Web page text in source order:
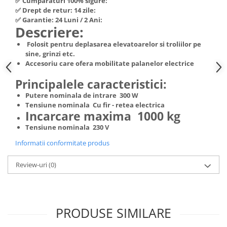
Nivela de masurat
Pistoale de impact electrice si
pneumatice
Pistoale de vopsit
Prelungitoare
Polizoare electrice de banc si
unghiulare
Rindele si freze pentru lemn
Redresoare auto - roboti de
pornire
Suflante cu aer cald
Scari metalice
Scule pentru electricieni
Hote Telescopice
Hote Traditionale
Hote Incorporabile
Hote Country
Hote Insula
Hote Cupolare
Accesorii, consumabile hote
Masini de tocat carne
Masini de carnati ( CARNATARI )
Masini de spalat vase
Masini de spalat vase incorporabile
Masini de spalat vase
independente
Masini de spalat rufe verticale
✅ Drept de retur: 14 zile:
✅ Garantie: 24 Luni / 2 Ani:
Descriere:
Folosit pentru deplasarea elevatoarelor si troliilor pe
sine, grinzi etc.
Accesoriu care ofera mobilitate palanelor electrice
Principalele caracteristici:
Putere nominala de intrare 300 W
Tensiune nominala Cu fir - retea electrica
Incarcare maxima 1000 kg
Tensiune nominala 230 V
Informatii conformitate produs
Review-uri(0)
PRODUSE SIMILARE